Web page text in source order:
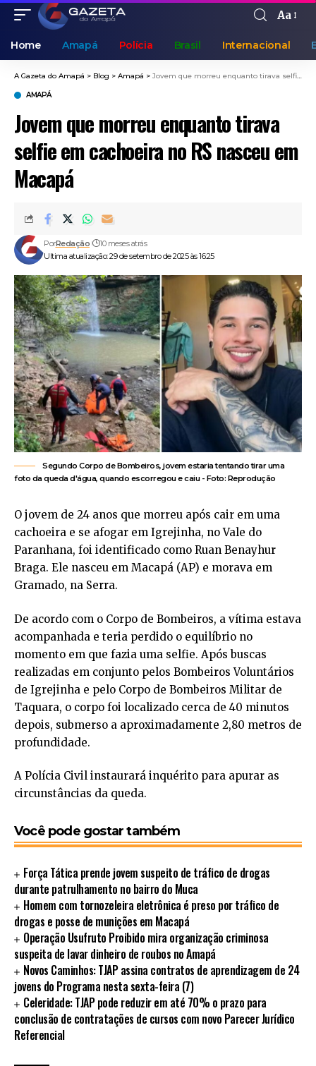
Aa
Home Amapá Polícia Brasil Internacional
A Gazeta do Amapá > Blog > Amapá > Jovem que morreu enquanto tirava selfie em cachoeira no RS nasceu em Macapá
AMAPÁ
Jovem que morreu enquanto tirava
selfie em cachoeira no RS nasceu em
Macapá
Ultima atualização: 29 de setembro de 2025 às 16:25
PorRedação 10 meses atrás
Segundo Corpo de Bombeiros, jovem estaria tentando tirar uma
foto da queda d'água, quando escorregou e caiu - Foto: Reprodução
O jovem de 24 anos que morreu após cair em uma
cachoeira e se afogar em Igrejinha, no Vale do
Paranhana, foi identificado como Ruan Benayhur
Braga. Ele nasceu em Macapá (AP) e morava em
Gramado, na Serra.
De acordo com o Corpo de Bombeiros, a vítima estava
acompanhada e teria perdido o equilíbrio no
momento em que fazia uma selfie. Após buscas
realizadas em conjunto pelos Bombeiros Voluntários
de Igrejinha e pelo Corpo de Bombeiros Militar de
Taquara, o corpo foi localizado cerca de 40 minutos
depois, submerso a aproximadamente 2,80 metros de
profundidade.
A Polícia Civil instaurará inquérito para apurar as
circunstâncias da queda.
Você pode gostar também
Força Tática prende jovem suspeito de tráfico de drogas
durante patrulhamento no bairro do Muca
Homem com tornozeleira eletrônica é preso por tráfico de
drogas e posse de munições em Macapá
Operação Usufruto Proibido mira organização criminosa
suspeita de lavar dinheiro de roubos no Amapá
Novos Caminhos: TJAP assina contratos de aprendizagem de 24
jovens do Programa nesta sexta-feira (7)
Celeridade: TJAP pode reduzir em até 70% o prazo para
conclusão de contratações de cursos com novo Parecer Jurídico
Referencial